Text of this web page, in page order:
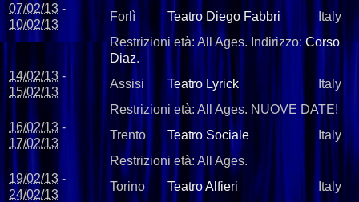
07/02/13 -
10/02/13
Forlì Teatro Diego Fabbri
Italy
Restrizioni età:All Ages. Indirizzo: Corso
Diaz.
14/02/13 -
15/02/13
Assisi Teatro Lyrick
Italy
Restrizioni età: All Ages. NUOVE DATE!
16/02/13 -
17/02/13
Trento Teatro Sociale
Italy
Restrizioni età: All Ages.
19/02/13 -
24/02/13
Torino Teatro Alfieri
Italy